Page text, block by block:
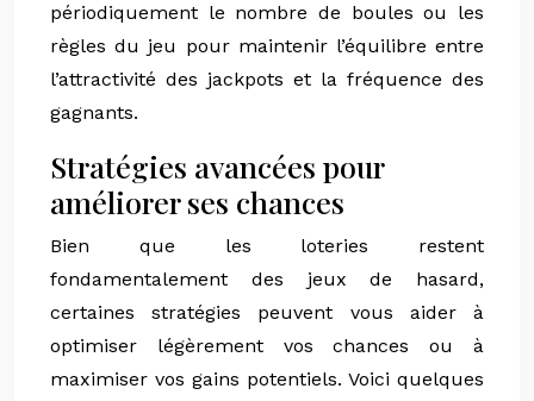
périodiquement le nombre de boules ou les
règles du jeu pour maintenir l’équilibre entre
l’attractivité des jackpots et la fréquence des
gagnants.
Stratégies avancées pour
améliorer ses chances
Bien que les loteries restent
fondamentalement des jeux de hasard,
certaines stratégies peuvent vous aider à
optimiser légèrement vos chances ou à
maximiser vos gains potentiels. Voici quelques